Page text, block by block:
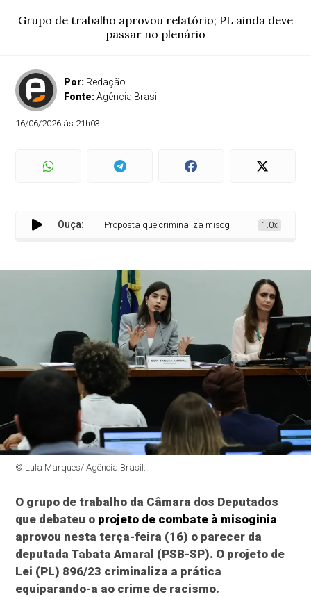
Grupo de trabalho aprovou relatório; PL ainda deve
passar no plenário
Por: Redação
Fonte:Agência Brasil
16/06/2026 às 21h03
Ouça: Proposta que criminaliza misoginia avança na Câmara
1.0x
© Lula Marques/ Agência Brasil.
O grupo de trabalho da Câmara dos Deputados
que debateu o projeto de combate à misoginia
aprovou nesta terça-feira (16) o parecer da
deputada Tabata Amaral (PSB-SP). O projeto de
Lei (PL) 896/23 criminaliza a prática
equiparando-a ao crime de racismo.